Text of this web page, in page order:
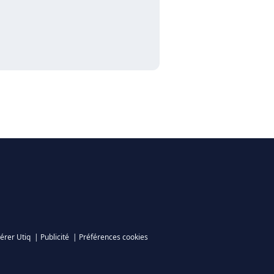
Utiq | Publicité | Préférences cookies